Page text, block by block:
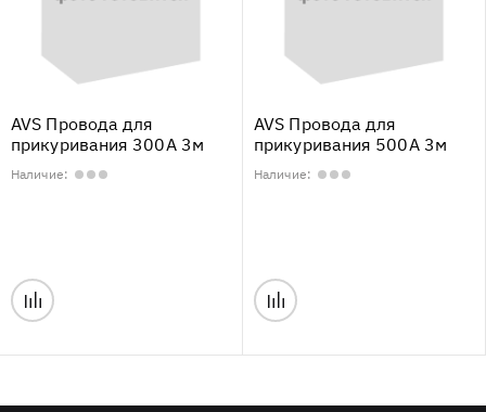
AVS Провода для
прикуривания 300А 3м
Наличие:
AVS Провода для
прикуривания 500А 3м
Наличие: